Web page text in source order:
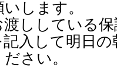
します。
ししている
入して明日
さい。